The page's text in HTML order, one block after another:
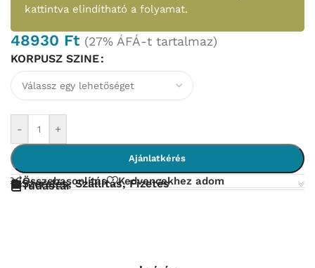
kattintva elindítható a folyamat.
48930 Ft (27% ÁFÁ-t tartalmaz)
KORPUSZ SZINE
- +
Ajánlatkérés
Összehasonlítás Kedvencekhez adom
Szerelés, Szállítás, Fizetés
Tudástár